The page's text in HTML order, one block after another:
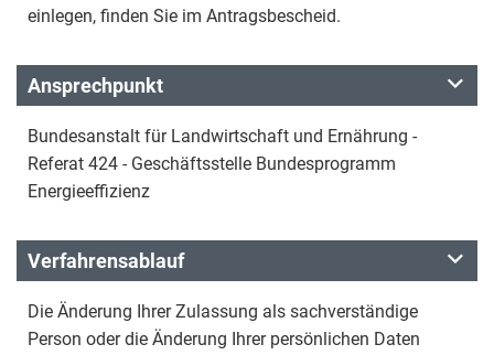
einlegen, finden Sie im Antragsbescheid.
Ansprechpunkt
Bundesanstalt für Landwirtschaft und Ernährung -
Referat 424 - Geschäftsstelle Bundesprogramm
Energieeffizienz
Verfahrensablauf
Die Änderung Ihrer Zulassung als sachverständige
Person oder die Änderung Ihrer persönlichen Daten